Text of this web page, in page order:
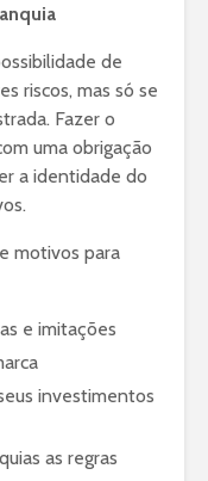
de
riscos, mas só se
Fazer o
uma obrigação
a identidade do
motivos para
e imitações
investimentos
as regras